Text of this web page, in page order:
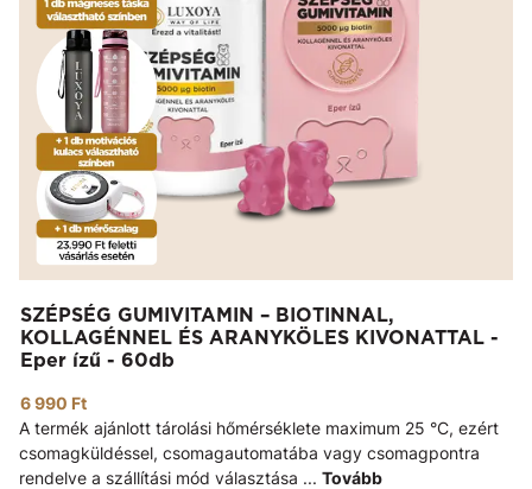
SZÉPSÉG GUMIVITAMIN – BIOTINNAL,
KOLLAGÉNNEL ÉS ARANYKÖLES KIVONATTAL -
Eper ízű - 60db
6 990 Ft
A termék ajánlott tárolási hőmérséklete maximum 25 °C, ezért
csomagküldéssel, csomagautomatába vagy csomagpontra
rendelve a szállítási mód választása ... Tovább